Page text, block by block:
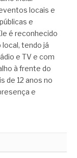
locais e
e
é reconhecido
tendo já
e TV e com
à frente do
de 12 anos no
e